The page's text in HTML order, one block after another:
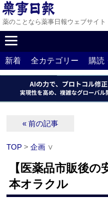
薬のことなら薬事日報ウェブサイト
新着 全カテゴリー 購読
« 前の記事
TOP >企画 ∨
【医薬品市販後の
本オラクル